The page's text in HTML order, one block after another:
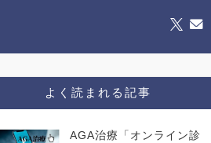
よく読まれる記事
AGA治療「オンライン診